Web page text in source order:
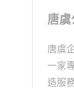
唐
唐虞
一家
造服